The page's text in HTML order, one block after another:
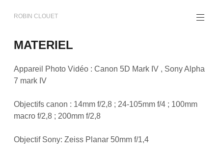
au
principal
ROBIN CLOUET
MATERIEL
Appareil Photo Vidéo : Canon 5D Mark IV , Sony Alpha
7 mark IV
Objectifs canon : 14mm f/2,8 ; 24-105mm f/4 ; 100mm
macro f/2,8 ; 200mm f/2,8
Objectif Sony: Zeiss Planar 50mm f/1,4